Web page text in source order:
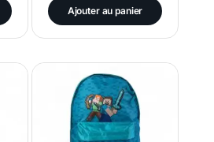
Ajouter au panier